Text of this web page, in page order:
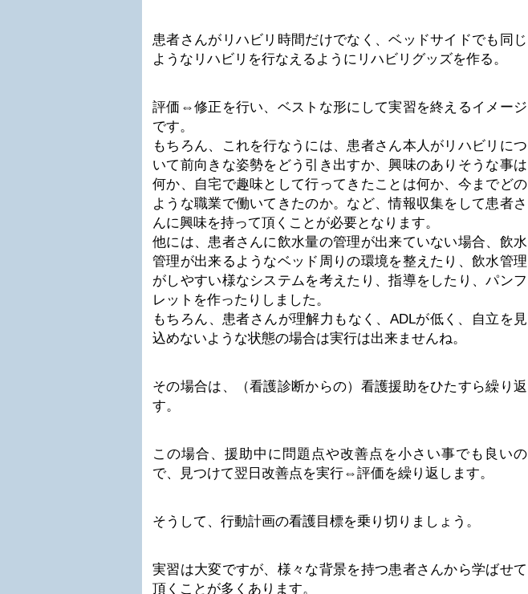
患者さんがリハビリ時間だけでなく、ベッドサイドでも同じ
ようなリハビリを行なえるようにリハビリグッズを作る。
評価⇔修正を行い、ベストな形にして実習を終えるイメージ
です。
もちろん、これを行なうには、患者さん本人がリハビリにつ
いて前向きな姿勢をどう引き出すか、興味のありそうな事は
何か、自宅で趣味として行ってきたことは何か、今までどの
ような職業で働いてきたのか。など、情報収集をして患者さ
んに興味を持って頂くことが必要となります。
他には、患者さんに飲水量の管理が出来ていない場合、飲水
管理が出来るようなベッド周りの環境を整えたり、飲水管理
がしやすい様なシステムを考えたり、指導をしたり、パンフ
レットを作ったりしました。
もちろん、患者さんが理解力もなく、ADLが低く、自立を見
込めないような状態の場合は実行は出来ませんね。
その場合は、（看護診断からの）看護援助をひたすら繰り返
す。
この場合、援助中に問題点や改善点を小さい事でも良いの
で、見つけて翌日改善点を実行⇔評価を繰り返します。
そうして、行動計画の看護目標を乗り切りましょう。
実習は大変ですが、様々な背景を持つ患者さんから学ばせて
頂くことが多くあります。